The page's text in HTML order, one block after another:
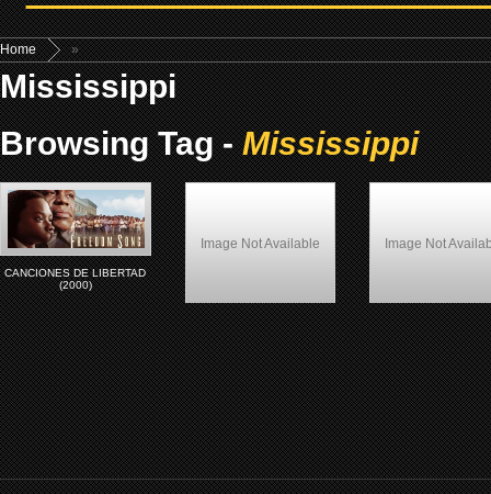
Home »
Mississippi
Browsing Tag -Mississippi
CANCIONES DE LIBERTAD
(2000)
Image Not Available
(Français) Perpète (1999)
Image Not
Down in the Delta